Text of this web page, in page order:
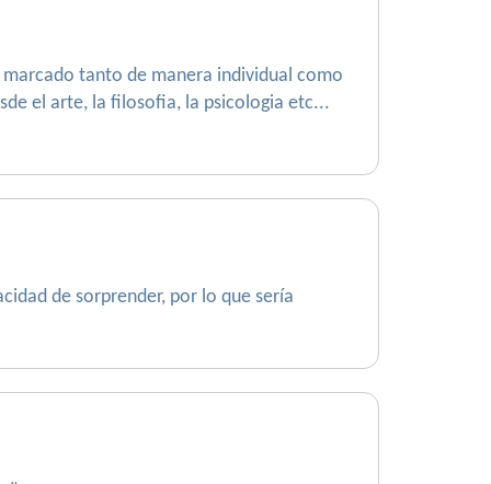
tanto de manera individual como
el arte, la filosofia, la psicologia etc...
de sorprender, por lo que sería